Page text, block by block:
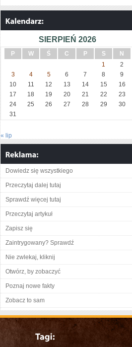
SIERPIEŃ 2026
P W Ś C P S
N
1
2
3
4 5 6 7 8
9
10
11 12 13 14 15
16
17
18 19 20 21 22
23
24
25 26 27 28 29
30
31
« lip
Dowiedz się wszystkiego
Przeczytaj dalej tutaj
Sprawdź więcej tutaj
Przeczytaj artykuł
Zapisz się
Zaintrygowany? Sprawdź
Nie zwlekaj, kliknij
Otwórz, by zobaczyć
Poznaj nowe fakty
Zobacz to sam